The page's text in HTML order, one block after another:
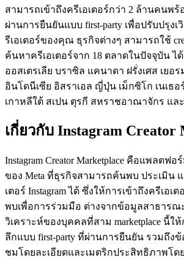
สามารถเข้าถึงครีเอเตอร์กว่า 2 ล้านคนพ
ผ่านการยืนยันแบบ first-party เพื่อปรับปรุง
รีเอเตอร์ของคุณ ธุรกิจต่างๆ สามารถใช้
ค้นหาครีเอเตอร์จาก 18 ตลาดในปัจจุบัน ไ
ออสเตรเลีย บราซิล แคนาดา ฝรั่งเศส เยอ
อินโดนีเซีย อิสราเอล ญี่ปุ่น เม็กซิโก เนเธ
เกาหลีใต้ สเปน ตุรกี สหราชอาณาจักร แล
เกี่ยวกับ Instagram Creator
Instagram Creator Marketplace คือแพลตฟ
ของ Meta ที่ธุรกิจสามารถค้นพบ ประเมิน
เตอร์ Instagram ได้ ซึ่งให้การเข้าถึงครีเอเ
พบเพื่อการร่วมมือ ต่างจากข้อมูลสาธารณ
วิเคราะห์ของบุคคลที่สาม marketplace นี้ใ
ลึกแบบ first-party ที่ผ่านการยืนยัน รวมถึง
ชมโดยละเอียดและเมตริกประสิทธิภาพโดย